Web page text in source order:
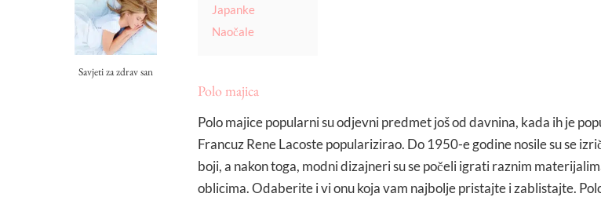
Savjeti za zdrav san
Japanke
Naočale
Polo majica
Polo majice popularni su odjevni predmet još od davnina, kada ih je
Francuz Rene Lacoste popularizirao. Do 1950-e godine nosile su se
boji, a nakon toga, modni dizajneri su se počeli igrati raznim
oblicima. Odaberite i vi onu koja vam najbolje pristajte i zablistajte.